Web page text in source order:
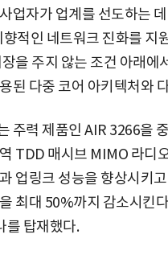
업자가 업계를 선도하는
적인 네트워크 진화를 지
을 주지 않는 조건 아래에
된 다중 코어 아키텍처와
주력 제품인 AIR 3266을
TDD 매시브 MIMO 라디
업링크 성능을 향상시키
최대 50%까지 감소시킨
를 탑재했다.